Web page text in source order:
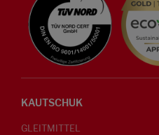
KAUTSCHUK
GLEITMITTEL